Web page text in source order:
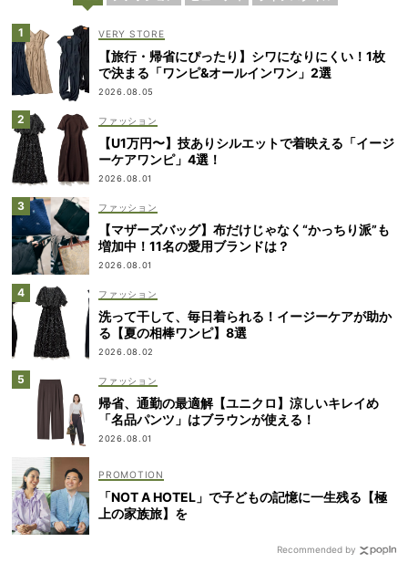
VERY STORE
【旅行・帰省にぴったり】シワになりにくい！1枚
で決まる「ワンピ&オールインワン」2選
2026.08.05
ファッション
【U1万円〜】技ありシルエットで着映える「イージ
ーケアワンピ」4選！
2026.08.01
ファッション
【マザーズバッグ】布だけじゃなく“かっちり派”も
増加中！11名の愛用ブランドは？
2026.08.01
ファッション
洗って干して、毎日着られる！イージーケアが助か
る【夏の相棒ワンピ】8選
2026.08.02
ファッション
帰省、通勤の最適解【ユニクロ】涼しいキレイめ
「名品パンツ」はブラウンが使える！
2026.08.01
「NOT A HOTEL」で子どもの記憶に一生残る【極
上の家族旅】を
Recommended by